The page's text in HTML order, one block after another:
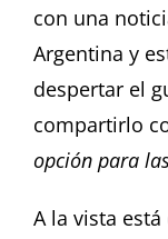
con una
Argentina y
despertar el
compartirlo
opción para
A la vista